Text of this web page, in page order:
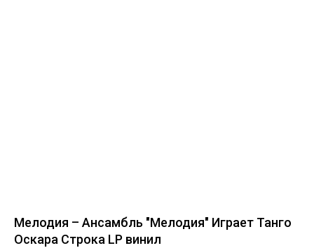
Мелодия – Ансамбль "Мелодия" Играет Танго
Оскара Строка LP винил